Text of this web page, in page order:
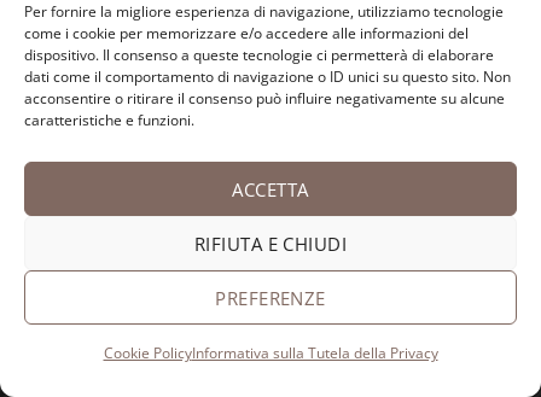
Per fornire la migliore esperienza di navigazione, utilizziamo tecnologie
come i cookie per memorizzare e/o accedere alle informazioni del
dispositivo. Il consenso a queste tecnologie ci permetterà di elaborare
dati come il comportamento di navigazione o ID unici su questo sito. Non
acconsentire o ritirare il consenso può influire negativamente su alcune
caratteristiche e funzioni.
ACCETTA
RIFIUTA E CHIUDI
PREFERENZE
Cookie PolicyInformativa sulla Tutela della Privacy
Guida all’acquisto
Diritto di Recesso
Modalità di pagamento
Come raggiungerci
Tutela della Privacy
Cookie Policy (UE)